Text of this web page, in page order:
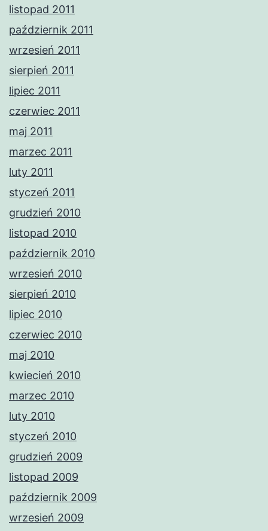
listopad 2011
październik 2011
wrzesień 2011
sierpień 2011
lipiec 2011
czerwiec 2011
maj 2011
marzec 2011
luty 2011
styczeń 2011
grudzień 2010
listopad 2010
październik 2010
wrzesień 2010
sierpień 2010
lipiec 2010
czerwiec 2010
maj 2010
kwiecień 2010
marzec 2010
luty 2010
styczeń 2010
grudzień 2009
listopad 2009
październik 2009
wrzesień 2009